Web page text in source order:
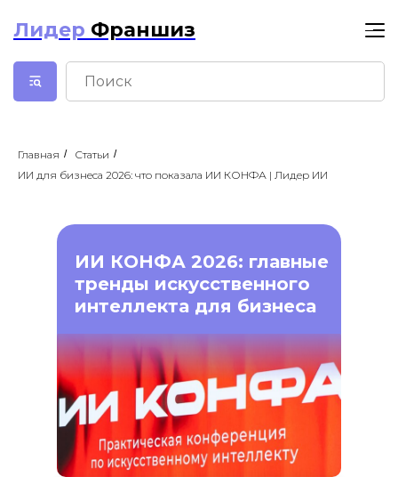
Лидер Франшиз
Главная / Статьи /
ИИ для бизнеса 2026: что показала ИИ КОНФА | Лидер ИИ
ИИ КОНФА 2026: главные
тренды искусственного
интеллекта для бизнеса